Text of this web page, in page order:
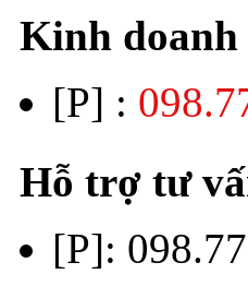
Kinh doanh
[P] :
Hỗ trợ tư
[P]: